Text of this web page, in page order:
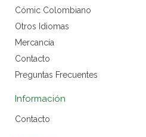
Cómic Colombiano
Otros Idiomas
Mercancía
Contacto
Preguntas Frecuentes
Información
Contacto